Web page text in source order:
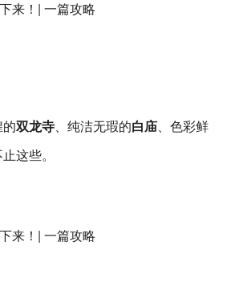
双龙寺、纯洁无瑕的白庙、色彩鲜
这些。